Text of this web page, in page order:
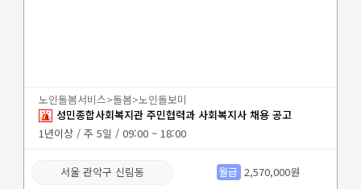
노인돌봄서비스>돌봄>노인돌보미
성민종합사회복지관 주민협력과 사회복지사 채용 공고
1년이상 / 주 5일 / 09:00 ~ 18:00
서울 관악구 신림동 월급 2,570,000원